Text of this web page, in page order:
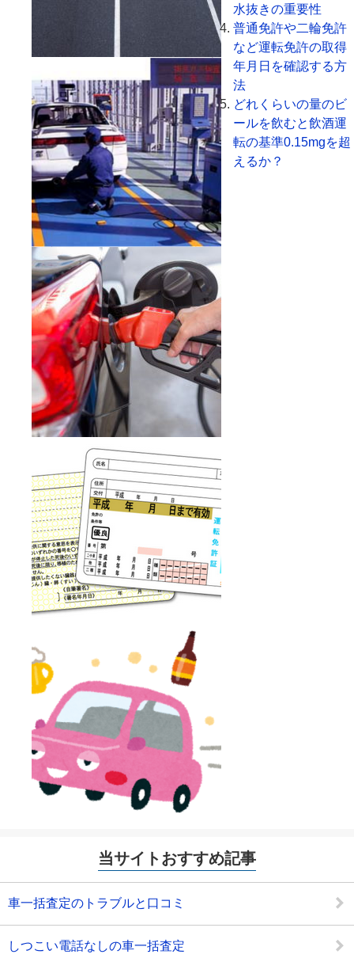
水抜きの重要性
普通免許や二輪免許
など運転免許の取得
年月日を確認する方
法
どれくらいの量のビ
ールを飲むと飲酒運
転の基準0.15mgを超
えるか？
当サイトおすすめ記事
車一括査定のトラブルと口コミ
しつこい電話なしの車一括査定